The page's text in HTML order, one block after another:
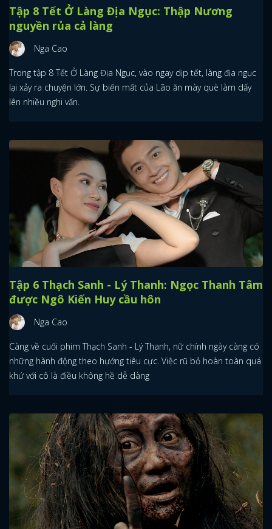
Tập 8 Tết Ở Làng Địa Ngục: Thập Nương
nguyền rủa cả làng
Nga Cao
Trong tập 8 Tết Ở Làng Địa Ngục, vào ngay dịp tết, làng địa ngục
lại xảy ra chuyện lớn. Sự biến mất của Lão ăn mày què làm dấy
lên nhiều nghi vấn.
Tập 6 Thạch Sanh - Lý Thanh: Ngọc Thanh Tâm
được Ngô Kiến Huy cầu hôn
Nga Cao
Càng về cuối phim Thạch Sanh - Lý Thanh, nữ chính ngày càng có
những hành động theo hướng tiêu cực. Việc rũ bỏ hoàn toàn quá
khứ với cô là điều không hề dễ dàng